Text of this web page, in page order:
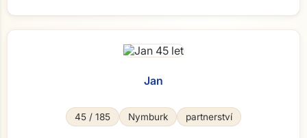
Jan
45 / 185 Nymburk partnerství